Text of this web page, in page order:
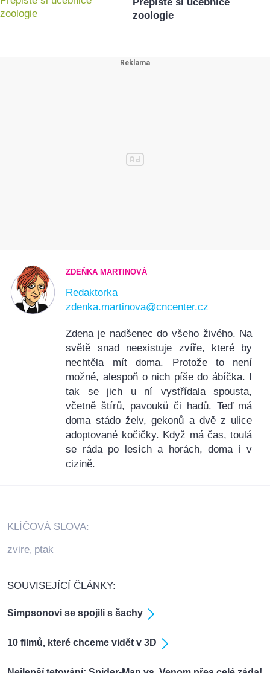
zoologie
ZDEŇKA MARTINOVÁ
Redaktorka
zdenka.martinova@cncenter.cz
Zdena je nadšenec do všeho živého. Na
světě snad neexistuje zvíře, které by
nechtěla mít doma. Protože to není
možné, alespoň o nich píše do ábíčka. I
tak se jich u ní vystřídala spousta,
včetně štírů, pavouků či hadů. Teď má
doma stádo želv, gekonů a dvě z ulice
adoptované kočičky. Když má čas, toulá
se ráda po lesích a horách, doma i v
cizině.
KLÍČOVÁ SLOVA:
zvire, ptak
SOUVISEJÍCÍ ČLÁNKY:
Simpsonovi se spojili s šachy
10 filmů, které chceme vidět v 3D